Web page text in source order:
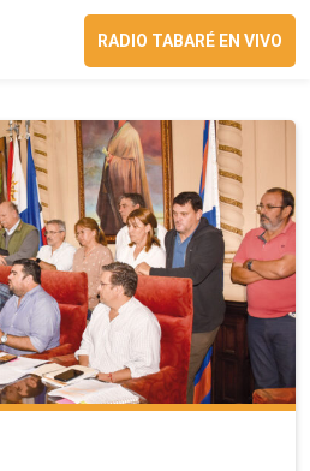
RADIO TABARÉ EN VIVO